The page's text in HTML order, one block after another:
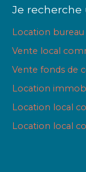
Je recherche
Location bureau
Vente local
Vente fonds de
Location
Location local
Location local